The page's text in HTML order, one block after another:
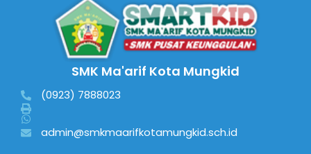
SMK Ma'arif Kota Mungkid
(0923) 7888023
admin@smkmaarifkotamungkid.sch.id